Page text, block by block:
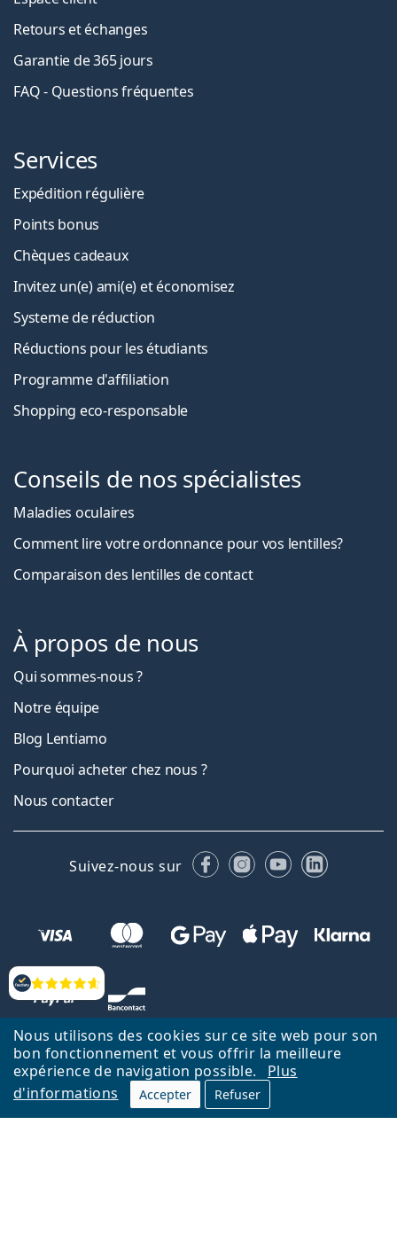
Nous utilisons des cookies sur ce site web pour son
bon fonctionnement et vous offrir la meilleure
expérience de navigation possible.
Plus
d'informations
Accepter Refuser
Évaluation
Retours et échanges
Garantie de 365 jours
FAQ - Questions fréquentes
Services
Expédition régulière
Points bonus
Chèques cadeaux
Invitez un(e) ami(e) et économisez
Systeme de réduction
Réductions pour les étudiants
Programme d'affiliation
Shopping eco-responsable
Conseils de nos spécialistes
Maladies oculaires
Comment lire votre ordonnance pour vos lentilles?
Comparaison des lentilles de contact
À propos de nous
Qui sommes-nous ?
Notre équipe
Blog Lentiamo
Pourquoi acheter chez nous ?
Nous contacter
Suivez-nous sur FacebookInstagram
YouTubeLinkedIn
Retour à la page d'accueil Haut
Nederlands